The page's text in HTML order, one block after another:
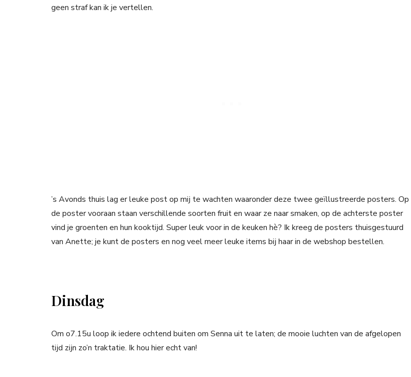
geen straf kan ik je vertellen.
’s Avonds thuis lag er leuke post op mij te wachten waaronder deze twee geïllustreerde posters. Op
de poster vooraan staan verschillende soorten fruit en waar ze naar smaken, op de achterste poster
vind je groenten en hun kooktijd. Super leuk voor in de keuken hè? Ik kreeg de posters thuisgestuurd
van Anette; je kunt de posters en nog veel meer leuke items bij haar in de webshop bestellen.
Dinsdag
Om o7.15u loop ik iedere ochtend buiten om Senna uit te laten; de mooie luchten van de afgelopen
tijd zijn zo’n traktatie. Ik hou hier echt van!